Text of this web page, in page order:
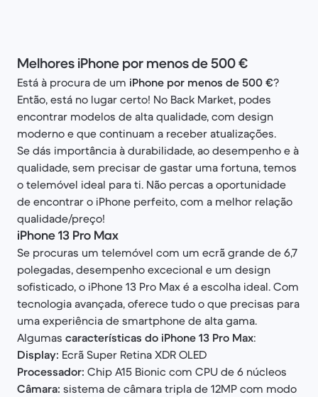
Melhores iPhone por menos de 500 €
Está à procura de um iPhone por menos de 500 €?
Então, está no lugar certo! No Back Market, podes
encontrar modelos de alta qualidade, com design
moderno e que continuam a receber atualizações.
Se dás importância à durabilidade, ao desempenho e à
qualidade, sem precisar de gastar uma fortuna, temos
o telemóvel ideal para ti. Não percas a oportunidade
de encontrar o iPhone perfeito, com a melhor relação
qualidade/preço!
iPhone 13 Pro Max
Se procuras um telemóvel com um ecrã grande de 6,7
polegadas, desempenho excecional e um design
sofisticado, o iPhone 13 Pro Max é a escolha ideal. Com
tecnologia avançada, oferece tudo o que precisas para
uma experiência de smartphone de alta gama.
Algumas características do iPhone 13 Pro Max:
Display: Ecrã Super Retina XDR OLED
Processador: Chip A15 Bionic com CPU de 6 núcleos
Câmara: sistema de câmara tripla de 12MP com modo